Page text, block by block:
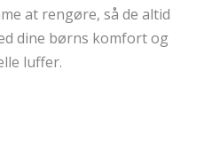
at rengøre, så de altid
dine børns komfort og
luffer.